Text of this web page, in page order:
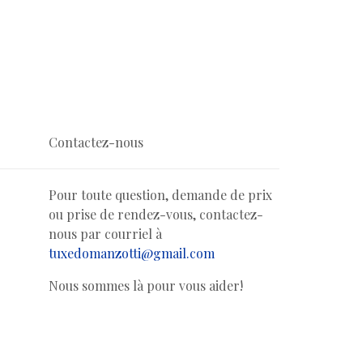
Contactez-nous
Pour toute question, demande de prix
ou prise de rendez-vous, contactez-
nous par courriel à
tuxedomanzotti@gmail.com
Nous sommes là pour vous aider!